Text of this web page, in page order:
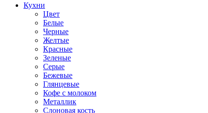
Кухни
Цвет
Белые
Черные
Желтые
Красные
Зеленые
Серые
Бежевые
Глянцевые
Кофе с молоком
Металлик
Слоновая кость